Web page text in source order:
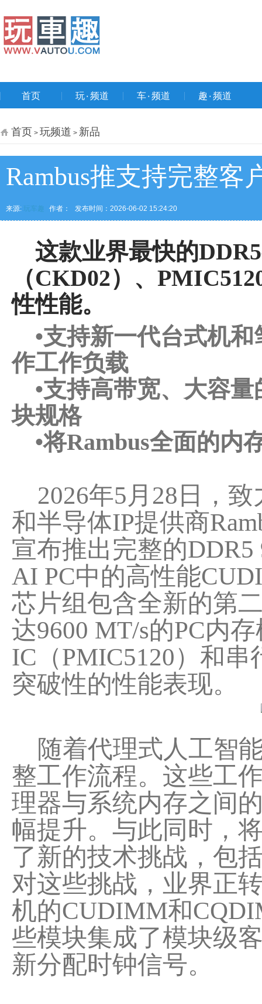
首页 玩۰频道 车۰频道 趣۰频道
首页 > 玩频道 > 新品
Rambus推支持完整客
来源: 玩车趣 作者： 发布时间：2026-06-02 15:24:20
这款业界最快的
（CKD02）、
性性能。
•支持新一代台式机和
作工作负载
•支持高带宽、大容
块规格
•将Rambus全面的内
2026年5月28日，致
和半导体IP提供商
宣布推出完整的
AI PC中的高性能
芯片组包含全新的第
达9600 MT/s的PC内
IC（PMIC5120）和
突破性的性能表现。
随着代理式人工智
整工作流程。这些工
理器与系统内存之间
幅提升。与此同时，
了新的技术挑战，包
对这些挑战，业界正
机的CUDIMM和
些模块集成了模块级
新分配时钟信号。